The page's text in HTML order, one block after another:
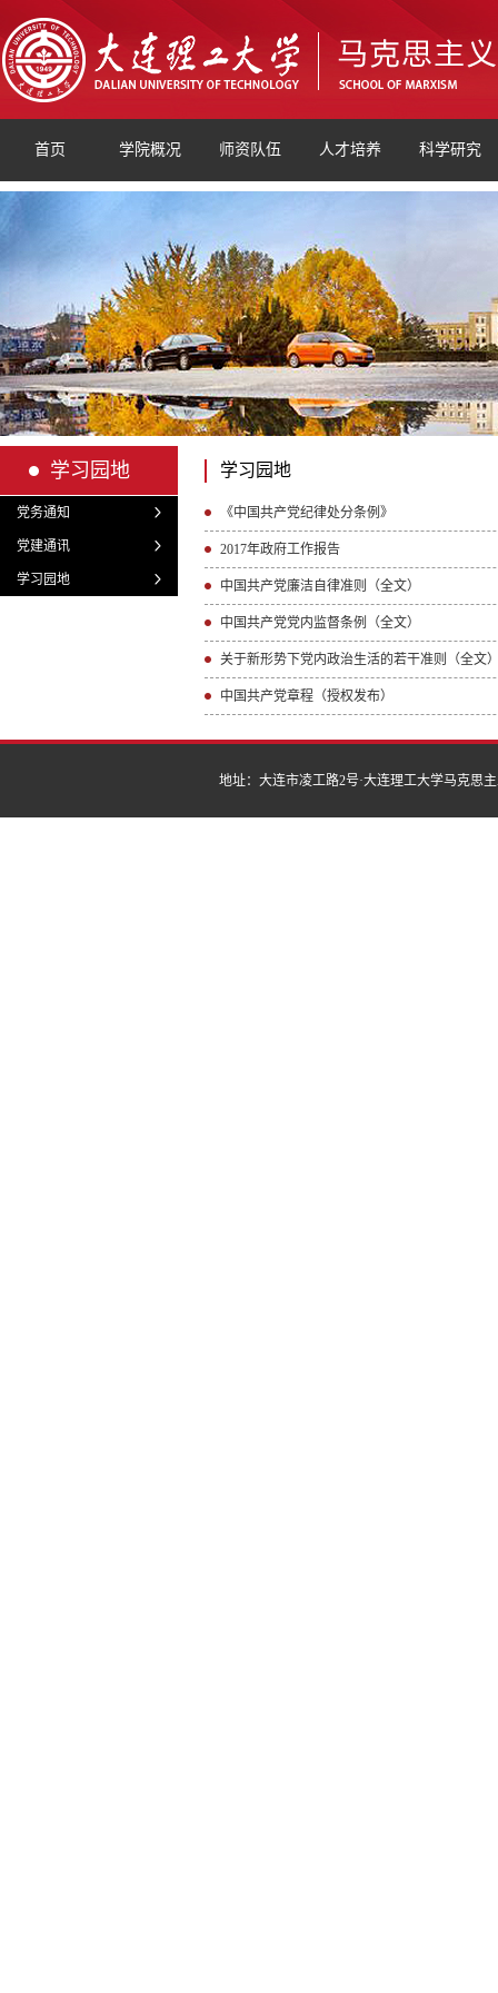
首页 学院概况 师资队伍 人才培养 科学研究
学习园地
党务通知
党建通讯
学习园地
学习园地
《中国共产党纪律处分条例》
2017年政府工作报告
中国共产党廉洁自律准则（全文）
中国共产党党内监督条例（全文）
关于新形势下党内政治生活的若干准则（全文
中国共产党章程（授权发布）
地址：大连市凌工路2号·大连理工大学马克思主